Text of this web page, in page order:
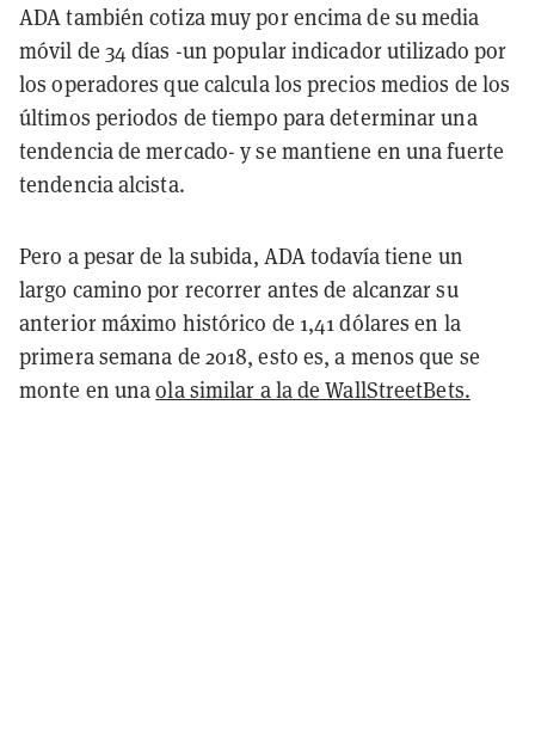
ADA también cotiza muy por encima de su media
móvil de 34 días -un popular indicador utilizado por
los operadores que calcula los precios medios de los
últimos periodos de tiempo para determinar una
tendencia de mercado- y se mantiene en una fuerte
tendencia alcista.
Pero a pesar de la subida, ADA todavía tiene un
largo camino por recorrer antes de alcanzar su
anterior máximo histórico de 1,41 dólares en la
primera semana de 2018, esto es, a menos que se
monte en unaola similar a la de WallStreetBets.